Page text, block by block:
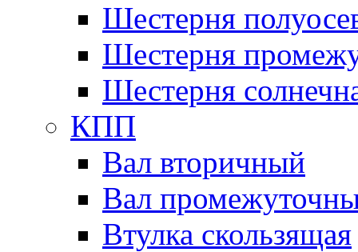
Шестерня
Шестерня
Шестерня
КПП
Вал вторичный
Вал
Втулка скользящая